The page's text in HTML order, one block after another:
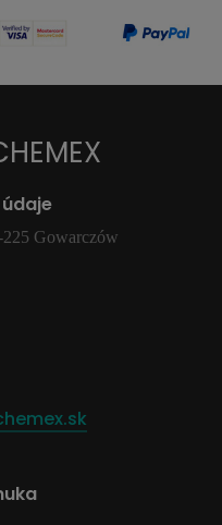
Gowarczów